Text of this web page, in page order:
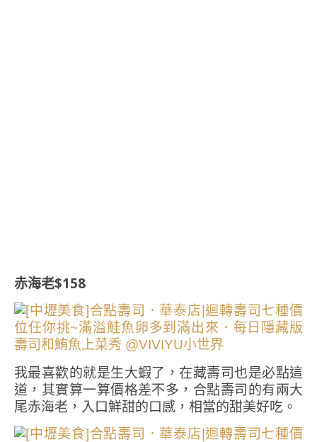
赤海老$158
我最喜歡的就是生大蝦了，在藏壽司也是必點這
道，其實算一算價格差不多，合點壽司的有兩大
尾赤海老，入口鮮甜的口感，相當的甜美好吃。